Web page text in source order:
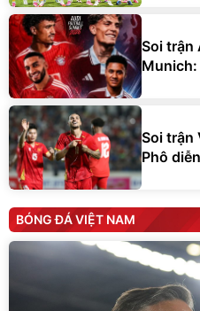
Soi trận
Soi trận
Phô
BÓNG ĐÁ VIỆT NAM